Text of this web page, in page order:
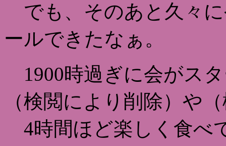
でも、そのあと久々
ールできたなぁ。
1900時過ぎに会がス
（検閲により削除）や
4時間ほど楽しく食べ